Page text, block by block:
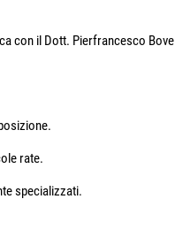
con il Dott. Pierfrancesco
rate.
specializzati.